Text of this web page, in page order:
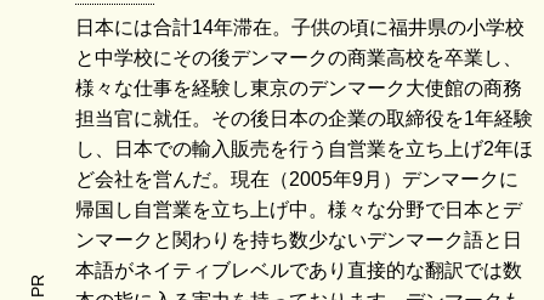
PR
日本には合計14年滞在。子供の頃に福井県の小学校
と中学校にその後デンマークの商業高校を卒業し、
様々な仕事を経験し東京のデンマーク大使館の商務
担当官に就任。その後日本の企業の取締役を1年経験
し、日本での輸入販売を行う自営業を立ち上げ2年ほ
ど会社を営んだ。現在（2005年9月）デンマークに
帰国し自営業を立ち上げ中。様々な分野で日本とデ
ンマークと関わりを持ち数少ないデンマーク語と日
本語がネイティブレベルであり直接的な翻訳では数